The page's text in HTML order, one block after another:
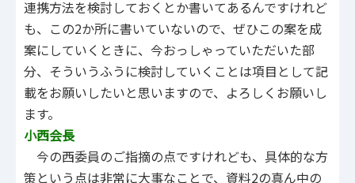
連携方法を検討しておくとか書いてあるんですけれど
も、この2か所に書いていないので、ぜひこの案を成
案にしていくときに、今おっしゃっていただいた部
分、そういうふうに検討していくことは項目として記
載をお願いしたいと思いますので、よろしくお願いし
ます。
小西会長
今の西委員のご指摘の点ですけれども、具体的な方
策という点は非常に大事なことで、資料2の真ん中の